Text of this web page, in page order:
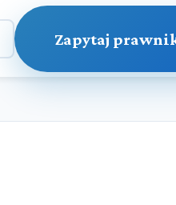
Zapytaj